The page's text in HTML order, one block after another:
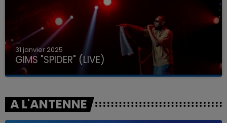
31 janvier 2025
GIMS "SPIDER" (LIVE)
A L'ANTENNE